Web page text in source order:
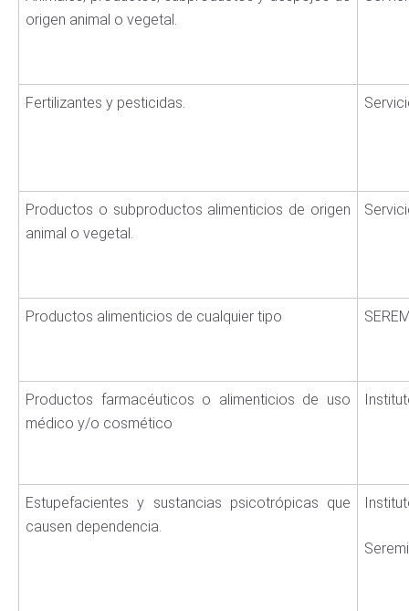
origen animal o vegetal.
Fertilizantes y pesticidas.
Productos o subproductos alimenticios de origen
animal o vegetal.
Productos alimenticios de cualquier tipo
Productos farmacéuticos o alimenticios de uso
médico y/o cosmético
Estupefacientes y sustancias psicotrópicas que
causen dependencia.